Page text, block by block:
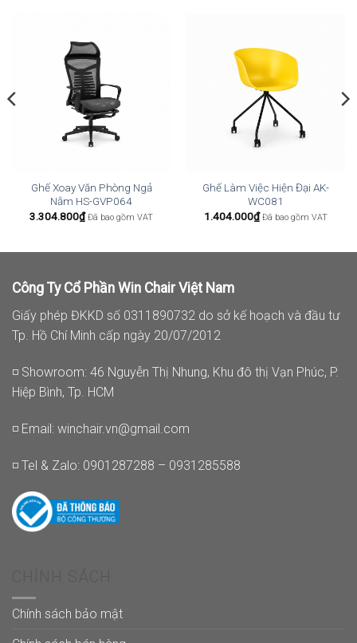
Ghế Xoay Văn Phòng Ngả
Nằm HS-GVP064
3.304.800₫ Đã bao gồm VAT
Ghế Làm Việc Hiện Đại AK-
WC081
1.404.000₫ Đã bao gồm VAT
Công Ty Cổ Phần Win Chair Việt Nam
Giấy phép ĐKKD số 0311890732 do sở kế hoạch và đầu tư
Tp. Hồ Chí Minh cấp ngày 20/07/2012
◽ Showroom: 46 Nguyễn Thị Nhung, Khu đô thị Vạn Phúc, P.
Hiệp Bình, Tp. HCM
◽ Email: winchair.vn@gmail.com
◽ Tel & Zalo: 0901287288 – 0931285588
Chính sách bảo mật